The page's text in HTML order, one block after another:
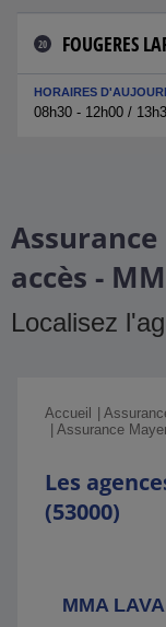
20 FOUGERES
HORAIRES
08h30 - 12h00 /
accès -
Localisez
Accueil
Assurance
Les
(53000)
MMA